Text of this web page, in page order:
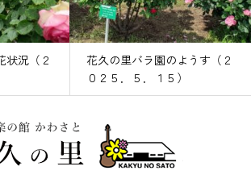
状況（２
花久の里バラ園のようす（２
０２５．５．１５）